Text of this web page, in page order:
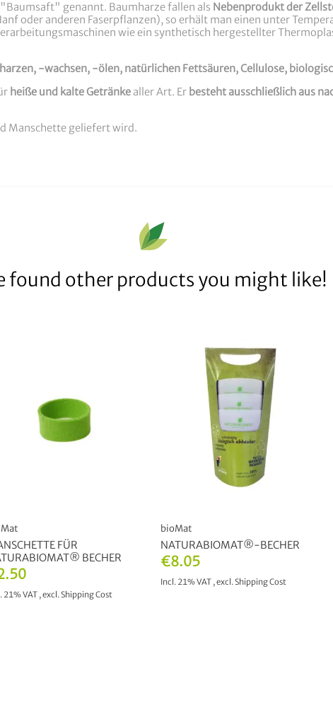
genannt. Baumharze fallen als Nebenprodukt der
oder anderen Faserpflanzen), so erhält man einen unter
wie ein synthetisch hergestellter
-wachsen, -ölen, natürlichen Fettsäuren, Cellulose,
heiße und kalte Getränke aller Art. Er besteht ausschließlich aus
Manschette geliefert wird.
found other products you might like!
21% VAT ,excl.Shipping Cost
FÜR
BECHER
€8.05
Incl. 21% VAT ,excl.Shipping Cost
bioMat
NATURABIOMAT®-BECHER